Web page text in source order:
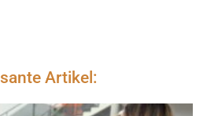
Artikel: